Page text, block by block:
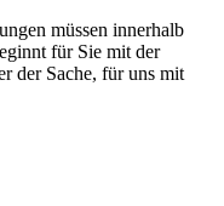
müssen innerhalb
für Sie mit der
der Sache, für uns mit